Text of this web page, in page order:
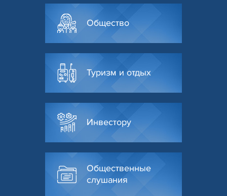
Общество
Туризм и отдых
Инвестору
Общественные
слушания